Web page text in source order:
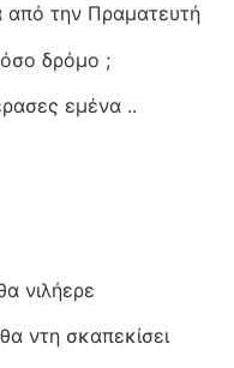
από την Πραματευτή
δρόμο ;
εμένα ..
νιλήερε
ντη σκαπεκίσει